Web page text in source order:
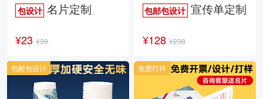
包设计 名片定制
¥23 ¥39
包邮包设计宣传单定制
¥128 ¥238
包邮包设计 免费打样